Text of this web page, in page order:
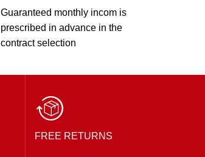
Guaranteed monthly incom is
prescribed in advance in the
contract selection
FREE RETURNS